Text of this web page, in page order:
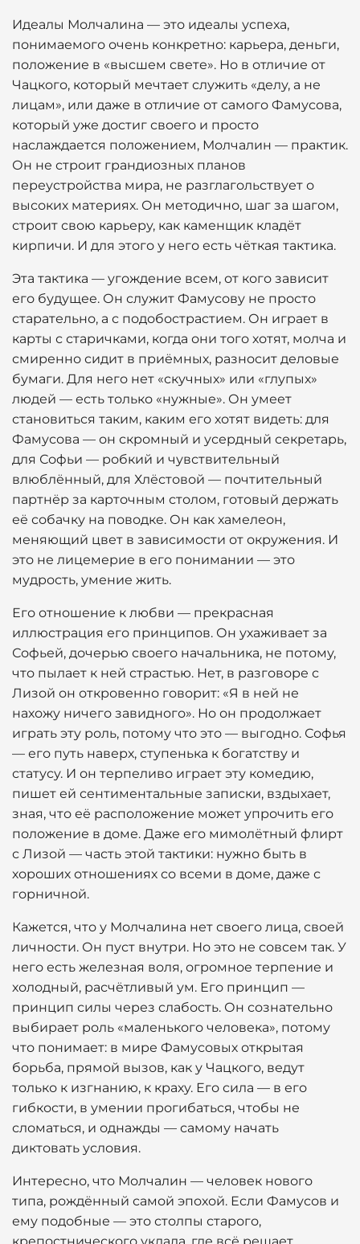
Идеалы Молчалина — это идеалы успеха,
понимаемого очень конкретно: карьера, деньги,
положение в «высшем свете». Но в отличие от
Чацкого, который мечтает служить «делу, а не
лицам», или даже в отличие от самого Фамусова,
который уже достиг своего и просто
наслаждается положением, Молчалин — практик.
Он не строит грандиозных планов
переустройства мира, не разглагольствует о
высоких материях. Он методично, шаг за шагом,
строит свою карьеру, как каменщик кладёт
кирпичи. И для этого у него есть чёткая тактика.
Эта тактика — угождение всем, от кого зависит
его будущее. Он служит Фамусову не просто
старательно, а с подобострастием. Он играет в
карты с старичками, когда они того хотят, молча и
смиренно сидит в приёмных, разносит деловые
бумаги. Для него нет «скучных» или «глупых»
людей — есть только «нужные». Он умеет
становиться таким, каким его хотят видеть: для
Фамусова — он скромный и усердный секретарь,
для Софьи — робкий и чувствительный
влюблённый, для Хлёстовой — почтительный
партнёр за карточным столом, готовый держать
её собачку на поводке. Он как хамелеон,
меняющий цвет в зависимости от окружения. И
это не лицемерие в его понимании — это
мудрость, умение жить.
Его отношение к любви — прекрасная
иллюстрация его принципов. Он ухаживает за
Софьей, дочерью своего начальника, не потому,
что пылает к ней страстью. Нет, в разговоре с
Лизой он откровенно говорит: «Я в ней не
нахожу ничего завидного». Но он продолжает
играть эту роль, потому что это — выгодно. Софья
— его путь наверх, ступенька к богатству и
статусу. И он терпеливо играет эту комедию,
пишет ей сентиментальные записки, вздыхает,
зная, что её расположение может упрочить его
положение в доме. Даже его мимолётный флирт
с Лизой — часть этой тактики: нужно быть в
хороших отношениях со всеми в доме, даже с
горничной.
Кажется, что у Молчалина нет своего лица, своей
личности. Он пуст внутри. Но это не совсем так. У
него есть железная воля, огромное терпение и
холодный, расчётливый ум. Его принцип —
принцип силы через слабость. Он сознательно
выбирает роль «маленького человека», потому
что понимает: в мире Фамусовых открытая
борьба, прямой вызов, как у Чацкого, ведут
только к изгнанию, к краху. Его сила — в его
гибкости, в умении прогибаться, чтобы не
сломаться, и однажды — самому начать
диктовать условия.
Интересно, что Молчалин — человек нового
типа, рождённый самой эпохой. Если Фамусов и
ему подобные — это столпы старого,